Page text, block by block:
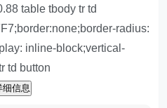
table tbody tr td
radius:
inline-block;vertical-
td button
细信息